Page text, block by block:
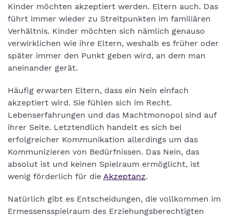
Kinder möchten akzeptiert werden. Eltern auch. Das
führt immer wieder zu Streitpunkten im familiären
Verhältnis. Kinder möchten sich nämlich genauso
verwirklichen wie ihre Eltern, weshalb es früher oder
später immer den Punkt geben wird, an dem man
aneinander gerät.
Häufig erwarten Eltern, dass ein Nein einfach
akzeptiert wird. Sie fühlen sich im Recht.
Lebenserfahrungen und das Machtmonopol sind auf
ihrer Seite. Letztendlich handelt es sich bei
erfolgreicher Kommunikation allerdings um das
Kommunizieren von Bedürfnissen. Das Nein, das
absolut ist und keinen Spielraum ermöglicht, ist
wenig förderlich für die Akzeptanz.
Natürlich gibt es Entscheidungen, die vollkommen im
Ermessensspielraum des Erziehungsberechtigten